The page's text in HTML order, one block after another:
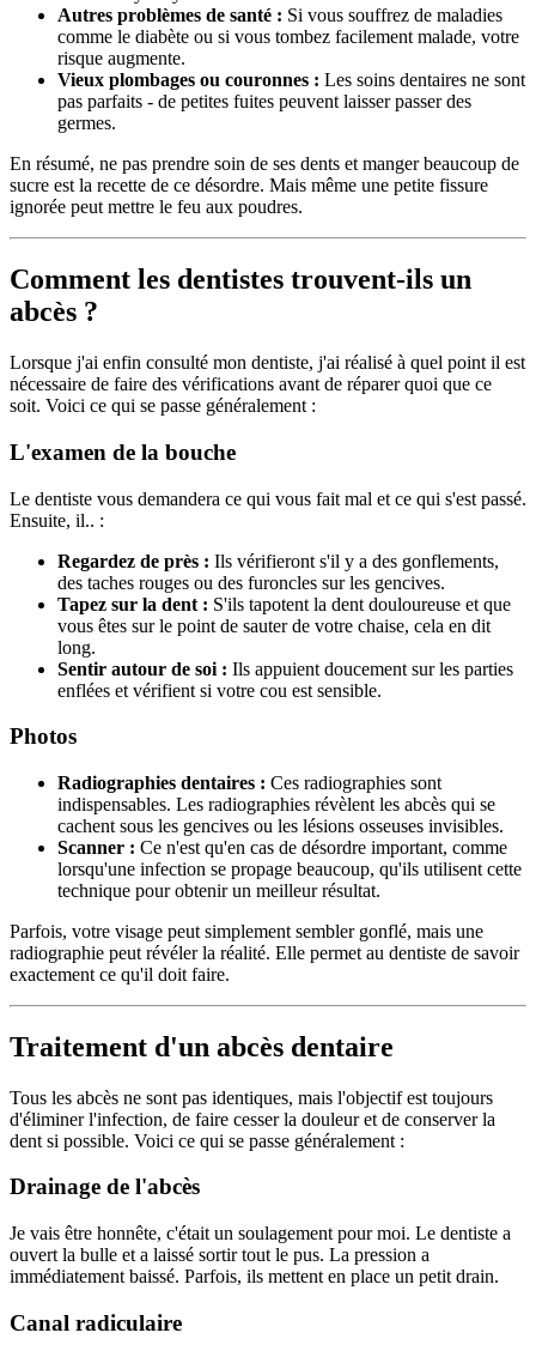
Autres problèmes de santé : Si vous souffrez de maladies
comme le diabète ou si vous tombez facilement malade, votre
risque augmente.
Vieux plombages ou couronnes : Les soins dentaires ne sont
pas parfaits - de petites fuites peuvent laisser passer des
germes.
En résumé, ne pas prendre soin de ses dents et manger beaucoup de
sucre est la recette de ce désordre. Mais même une petite fissure
ignorée peut mettre le feu aux poudres.
Comment les dentistes trouvent-ils un
abcès ?
Lorsque j'ai enfin consulté mon dentiste, j'ai réalisé à quel point il est
nécessaire de faire des vérifications avant de réparer quoi que ce
soit. Voici ce qui se passe généralement :
L'examen de la bouche
Le dentiste vous demandera ce qui vous fait mal et ce qui s'est passé.
Ensuite, il.. :
Regardez de près : Ils vérifieront s'il y a des gonflements,
des taches rouges ou des furoncles sur les gencives.
Tapez sur la dent : S'ils tapotent la dent douloureuse et que
vous êtes sur le point de sauter de votre chaise, cela en dit
long.
Sentir autour de soi : Ils appuient doucement sur les parties
enflées et vérifient si votre cou est sensible.
Photos
Radiographies dentaires : Ces radiographies sont
indispensables. Les radiographies révèlent les abcès qui se
cachent sous les gencives ou les lésions osseuses invisibles.
Scanner : Ce n'est qu'en cas de désordre important, comme
lorsqu'une infection se propage beaucoup, qu'ils utilisent cette
technique pour obtenir un meilleur résultat.
Parfois, votre visage peut simplement sembler gonflé, mais une
radiographie peut révéler la réalité. Elle permet au dentiste de savoir
exactement ce qu'il doit faire.
Traitement d'un abcès dentaire
Tous les abcès ne sont pas identiques, mais l'objectif est toujours
d'éliminer l'infection, de faire cesser la douleur et de conserver la
dent si possible. Voici ce qui se passe généralement :
Drainage de l'abcès
Je vais être honnête, c'était un soulagement pour moi. Le dentiste a
ouvert la bulle et a laissé sortir tout le pus. La pression a
immédiatement baissé. Parfois, ils mettent en place un petit drain.
Canal radiculaire